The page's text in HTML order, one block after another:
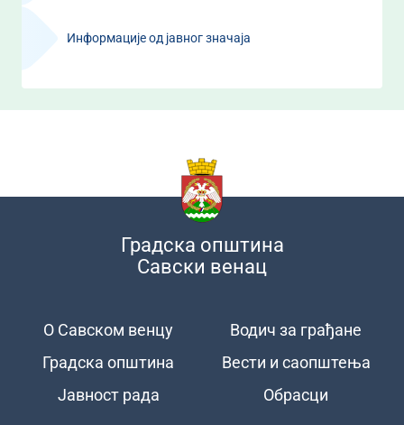
Информације од јавног значаја
Градска општина
Савски венац
Подножје
О Савском венцу
Градска општина
Јавност рада
Водич за грађане
Вести и саопштења
Обрасци